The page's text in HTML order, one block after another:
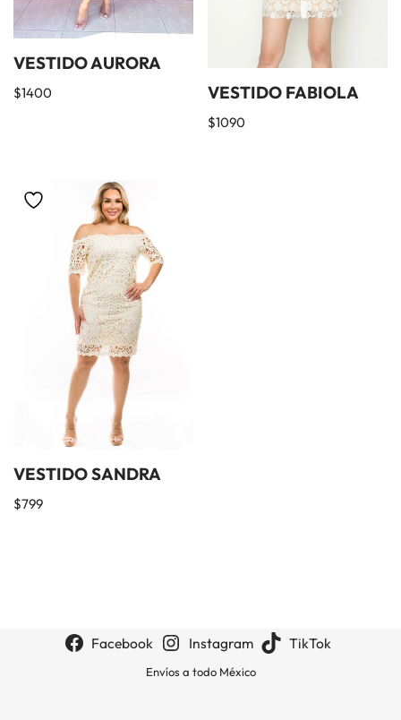
VESTIDO AURORA
$1400 VESTIDO FABIOLA
$1090
VESTIDO SANDRA
$799
Facebook Instagram TikTok
Envíos a todo México